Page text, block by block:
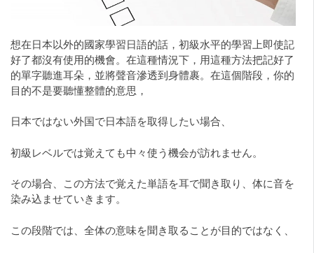
想在日本以外的國家學習日語的話，初級水平的學習上即使記
好了都沒有使用的機會。在這種情況下，用這種方法把記好了
的單字聽進耳朵，並將聲音滲透到身體裹。在這個階段，你的
目的不是要聽懂整體的意思，
日本ではない外国で日本語を取得したい場合、
初級レベルでは覚えても中々使う機会が訪れません。
その場合、この方法で覚えた単語を耳で聞き取り、体に音を
染み込ませていきます。
この段階では、全体の意味を聞き取ることが目的ではなく、